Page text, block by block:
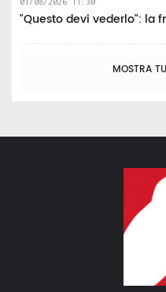
"Questo devi vederlo": la
MOSTRA